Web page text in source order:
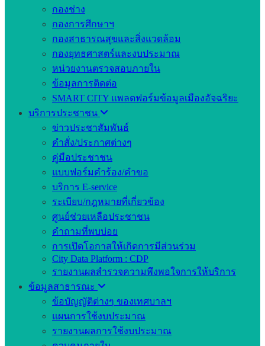
กองช่าง
กองการศึกษาฯ
กองสาธารณสุขและสิ่งแวดล้อม
กองยุทธศาสตร์และงบประมาณ
หน่วยงานตรวจสอบภายใน
ข้อมูลการติดต่อ
SMART CITY แพลตฟอร์มข้อมูลเมืองอัจฉริยะ
บริการประชาชน
ข่าวประชาสัมพันธ์
คำสั่ง/ประกาศต่างๆ
คู่มือประชาชน
แบบฟอร์มคำร้อง/คำขอ
บริการ E-service
ระเบียบ/กฎหมายที่เกี่ยวข้อง
ศูนย์ช่วยเหลือประชาชน
คำถามที่พบบ่อย
การเปิดโอกาสให้เกิดการมีส่วนร่วม
City Data Platform : CDP
รายงานผลสำรวจความพึงพอใจการให้บริการ
ข้อมูลสาธารณะ
ข้อบัญญัติต่างๆ ของเทศบาลฯ
แผนการใช้งบประมาณ
รายงานผลการใช้งบประมาณ